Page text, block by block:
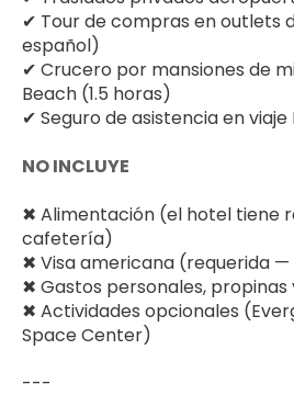
✔ Tour de compras en outlets
español)
✔ Crucero por mansiones de
Beach (1.5 horas)
✔ Seguro de asistencia en
NO INCLUYE
✖ Alimentación (el hotel tiene
cafetería)
✖ Visa americana (requerida —
✖ Gastos personales,
✖ Actividades opcionales
Space Center)
---